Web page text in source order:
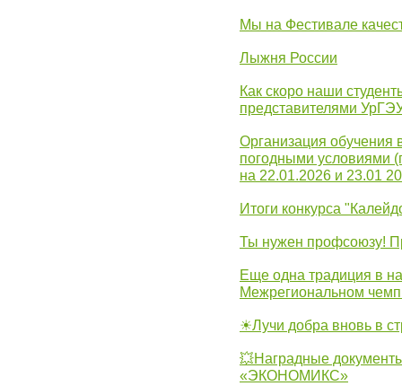
Мы на Фестивале
Лыжня России
Как скоро наши
представителями
Организация обучения
погодными условиями
на 22.01.2026 и 23.01
Итоги конкурса
Ты нужен профсоюзу!
Еще одна традиция в
Межрегиональном
☀Лучи добра вновь в
💥Наградные
«ЭКОНОМИКС»